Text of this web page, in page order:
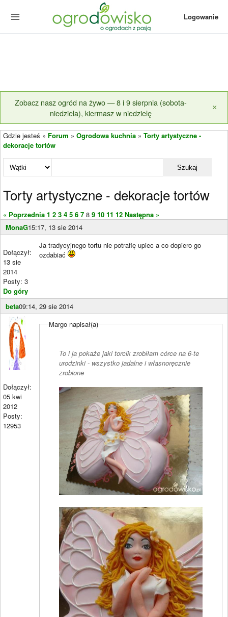
Logowanie
Zobacz nasz ogród na żywo — 8 i 9 sierpnia (sobota-
niedziela), kiermasz w niedzielę
×
Gdzie jesteś » Forum » Ogrodowa kuchnia » Torty artystyczne -
dekoracje tortów
Szukaj
Torty artystyczne - dekoracje tortów
« Poprzednia 1 2 3 4 5 6 7 8 9 10 11 12 Następna »
MonaG15:17, 13 sie 2014
Dołączył:
13 sie
2014
Posty: 3
Do góry
Ja tradycyjnego tortu nie potrafię upiec a co dopiero go
ozdabiać
beta09:14, 29 sie 2014
Dołączył:
05 kwi
2012
Posty:
12953
Margo napisał(a)
To i ja pokaże jaki torcik zrobiłam córce na 6-te
urodzinki - wszystko jadalne i własnoręcznie
zrobione